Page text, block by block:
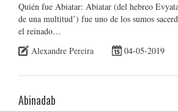
Quién fue Abiatar: Abiatar (del hebreo
de una multitud’) fue uno de los sumos
el reinado…
Alexandre Pereira
04-05-2019
Abinadab